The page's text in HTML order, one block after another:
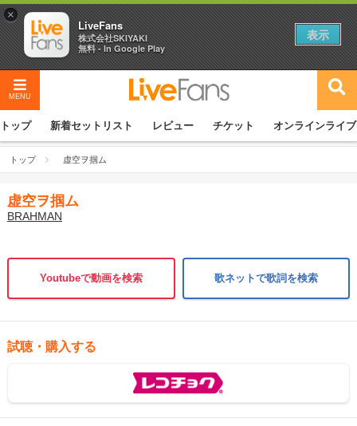
MENU
トップ 新着セットリスト レビュー チケット オンラインライブ
トップ 虚空ヲ掴ム
虚空ヲ掴ム
BRAHMAN
Youtubeで動画を検索 歌ネットで歌詞を検索
試聴・購入する
×
LiveFans
株式会社SKIYAKI
無料 - In Google Play
表示